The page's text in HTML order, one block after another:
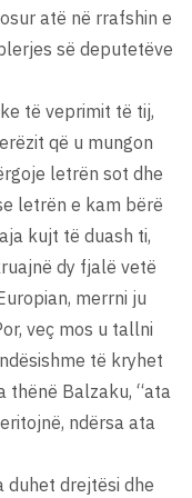
atë në rrafshin e
së deputetëve
të veprimit të tij,
që u mungon
letrën sot dhe
letrën e kam bërë
kujt të duash ti,
dy fjalë vetë
merrni ju
veç mos u tallni
të kryhet
thënë Balzaku, “ata
ndërsa ata
duhet drejtësi dhe